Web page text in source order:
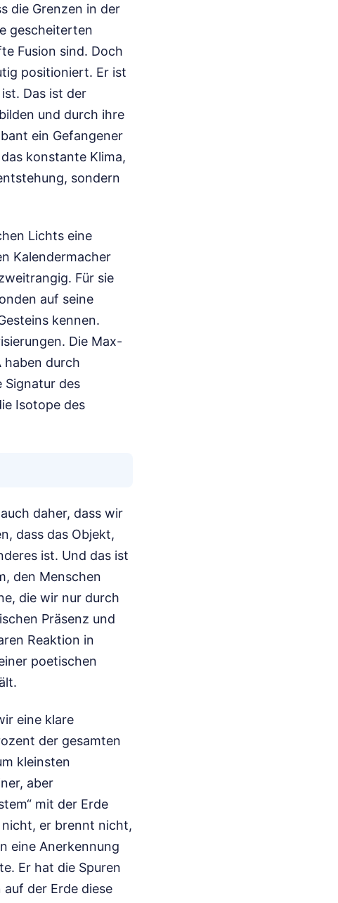
die Grenzen in der
gescheiterten
Fusion sind. Doch
positioniert. Er ist
Das ist der
und durch ihre
ein Gefangener
konstante Klima,
sondern
Lichts eine
Kalendermacher
Für sie
auf seine
kennen.
Die Max-
haben durch
Signatur des
Isotope des
daher, dass wir
dass das Objekt,
ist. Und das ist
den Menschen
die wir nur durch
Präsenz und
Reaktion in
poetischen
eine klare
der gesamten
kleinsten
aber
mit der Erde
er brennt nicht,
eine Anerkennung
Er hat die Spuren
der Erde diese